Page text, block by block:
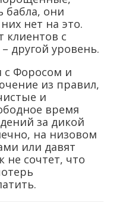
Форосом и
из правил,
и
время
за дикой
на низовом
или давят
сочтет, что
В этой